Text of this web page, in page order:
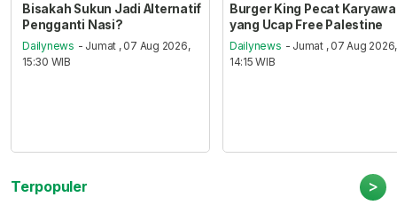
Bisakah Sukun Jadi Alternatif
Pengganti Nasi?
Dailynews - Jumat , 07 Aug 2026,
15:30 WIB
Burger King Pecat
yang Ucap Free Palestine
Dailynews - Jumat , 07 Aug 2026,
14:15 WIB
Terpopuler >